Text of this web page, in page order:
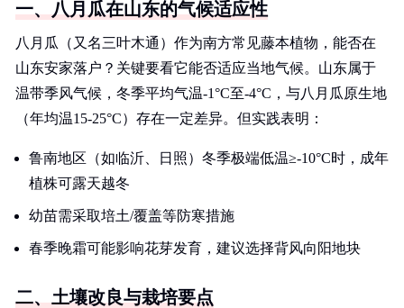
一、八月瓜在山东的气候适应性
八月瓜（又名三叶木通）作为南方常见藤本植物，能否在
山东安家落户？关键要看它能否适应当地气候。山东属于
温带季风气候，冬季平均气温-1°C至-4°C，与八月瓜原生地
（年均温15-25°C）存在一定差异。但实践表明：
鲁南地区（如临沂、日照）冬季极端低温≥-10°C时，成年
植株可露天越冬
幼苗需采取培土/覆盖等防寒措施
春季晚霜可能影响花芽发育，建议选择背风向阳地块
二、土壤改良与栽培要点